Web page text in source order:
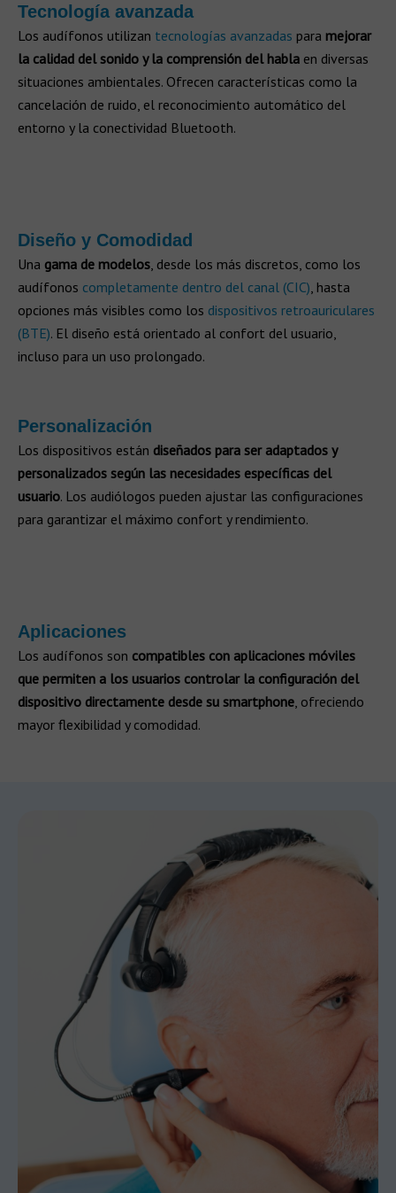
Tecnología avanzada
Los audífonos utilizan tecnologías avanzadas para mejorar
la calidad del sonido y la comprensión del habla en diversas
situaciones ambientales. Ofrecen características como la
cancelación de ruido, el reconocimiento automático del
entorno y la conectividad Bluetooth.
Diseño y Comodidad
Una gama de modelos, desde los más discretos, como los
audífonos completamente dentro del canal (CIC), hasta
opciones más visibles como los dispositivos retroauriculares
(BTE). El diseño está orientado al confort del usuario,
incluso para un uso prolongado.
Personalización
Los dispositivos están diseñados para ser adaptados y
personalizados según las necesidades específicas del
usuario. Los audiólogos pueden ajustar las configuraciones
para garantizar el máximo confort y rendimiento.
Aplicaciones
Los audífonos son compatibles con aplicaciones móviles
que permiten a los usuarios controlar la configuración del
dispositivo directamente desde su smartphone, ofreciendo
mayor flexibilidad y comodidad.